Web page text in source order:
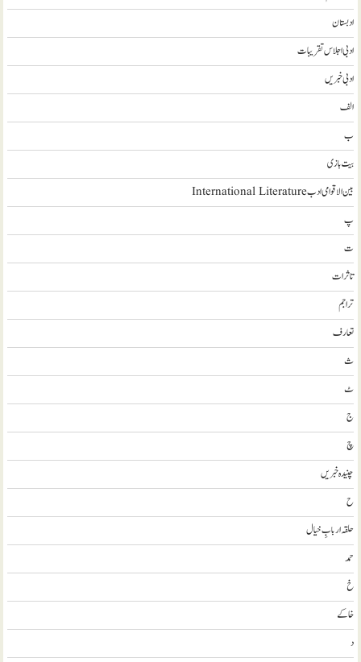
ادبستان
ادبی اجلاس تقریبات
ادبی خبریں
الف
ب
بیت بازی
بین الاقوامی ادب International Literature
پ
ت
تاثرات
تراجم
تعارف
ث
ٹ
ج
چ
چنیدہ خبریں
ح
حلقہ اربابِ خیال
حمد
خ
خاکے
د